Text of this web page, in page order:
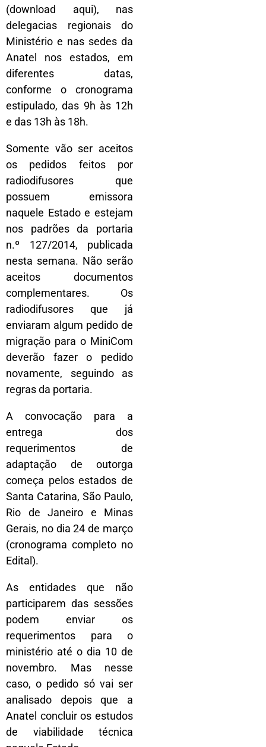
(download aqui), nas
delegacias regionais do
Ministério e nas sedes da
Anatel nos estados, em
diferentes datas,
conforme o cronograma
estipulado, das 9h às 12h
e das 13h às 18h.
Somente vão ser aceitos
os pedidos feitos por
radiodifusores que
possuem emissora
naquele Estado e estejam
nos padrões da portaria
n.º 127/2014, publicada
nesta semana. Não serão
aceitos documentos
complementares. Os
radiodifusores que já
enviaram algum pedido de
migração para o MiniCom
deverão fazer o pedido
novamente, seguindo as
regras da portaria.
A convocação para a
entrega dos
requerimentos de
adaptação de outorga
começa pelos estados de
Santa Catarina, São Paulo,
Rio de Janeiro e Minas
Gerais, no dia 24 de março
(cronograma completo no
Edital).
As entidades que não
participarem das sessões
podem enviar os
requerimentos para o
ministério até o dia 10 de
novembro. Mas nesse
caso, o pedido só vai ser
analisado depois que a
Anatel concluir os estudos
de viabilidade técnica